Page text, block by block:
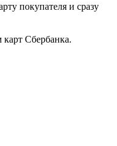
покупателя и сразу
карт Сбербанка.